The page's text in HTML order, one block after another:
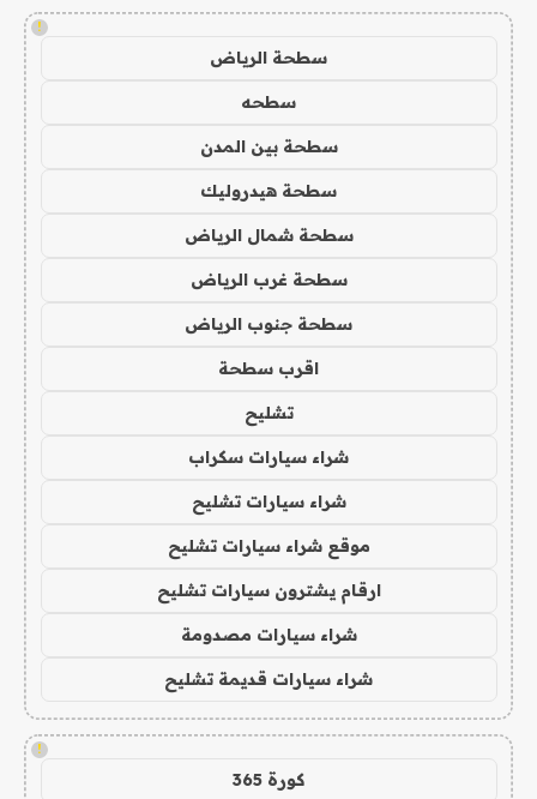
!
سطحة الرياض
سطحه
سطحة بين المدن
سطحة هيدروليك
سطحة شمال الرياض
سطحة غرب الرياض
سطحة جنوب الرياض
اقرب سطحة
تشليح
شراء سيارات سكراب
شراء سيارات تشليح
موقع شراء سيارات تشليح
ارقام يشترون سيارات تشليح
شراء سيارات مصدومة
شراء سيارات قديمة تشليح
!
كورة 365